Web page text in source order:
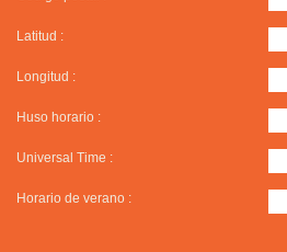
Latitud :
Longitud :
Huso horario :
Universal Time :
Horario de verano :